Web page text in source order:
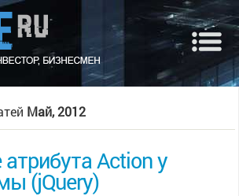
Май, 2012
Action у
(jQuery)